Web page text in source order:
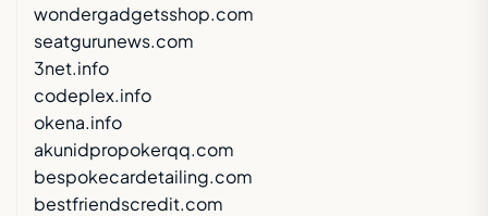
wondergadgetsshop.com
seatgurunews.com
3net.info
codeplex.info
okena.info
akunidpropokerqq.com
bespokecardetailing.com
bestfriendscredit.com